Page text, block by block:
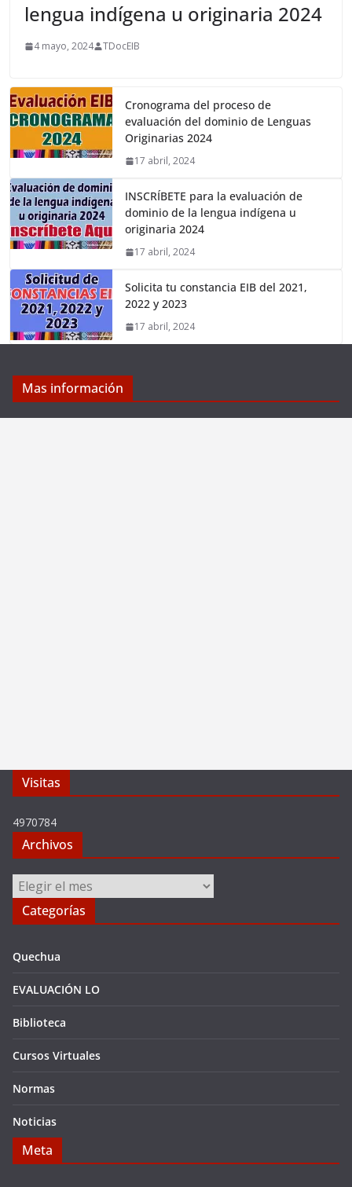
lengua indígena u originaria 2024
4 mayo, 2024 TDocEIB
Cronograma del proceso de
evaluación del dominio de Lenguas
Originarias 2024
17 abril, 2024
INSCRÍBETE para la evaluación de
dominio de la lengua indígena u
originaria 2024
17 abril, 2024
Solicita tu constancia EIB del 2021,
2022 y 2023
17 abril, 2024
Mas información
Visitas
4970784
Archivos
Archivos
Categorías
Quechua
EVALUACIÓN LO
Biblioteca
Cursos Virtuales
Normas
Noticias
Meta